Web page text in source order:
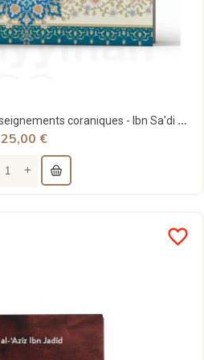
Le recueil bénéfique des enseignements coraniques - Ibn Sa'di - al Bayyinah
25,00 €
favorite_border